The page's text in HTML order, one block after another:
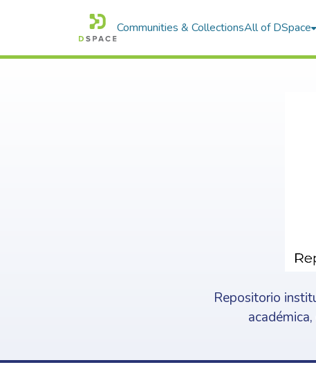
Communities & CollectionsAll of DSpace
Repositorio